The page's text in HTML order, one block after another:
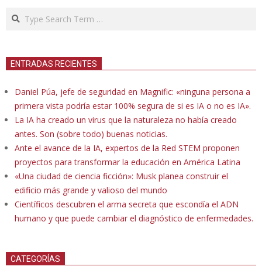
Search
ENTRADAS RECIENTES
Daniel Púa, jefe de seguridad en Magnific: «ninguna persona a
primera vista podría estar 100% segura de si es IA o no es IA».
La IA ha creado un virus que la naturaleza no había creado
antes. Son (sobre todo) buenas noticias.
Ante el avance de la IA, expertos de la Red STEM proponen
proyectos para transformar la educación en América Latina
«Una ciudad de ciencia ficción»: Musk planea construir el
edificio más grande y valioso del mundo
Científicos descubren el arma secreta que escondía el ADN
humano y que puede cambiar el diagnóstico de enfermedades.
CATEGORÍAS